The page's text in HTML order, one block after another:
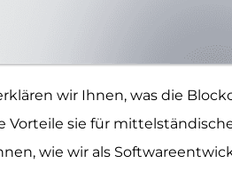
wir Ihnen, was die
Vorteile sie für
wie wir als